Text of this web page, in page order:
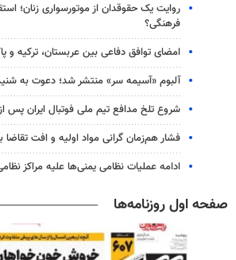
روایت یک حقوقدان از موتورسواری زنان؛
فرهنگی؟
امضای توافق دفاعی بین عربستان، ترکیه و
آلبوم «آسیمه سر» منتشر شد؛ دعوت به
شروع تلخ مدافع تیم ملی فوتبال ایران پس
فشار هم‌زمان گرانی مواد اولیه و افت تقاضا
ادامه عملیات نظامی یمنی‌ها علیه مراکز
صفحه اول روزنامه‌ها